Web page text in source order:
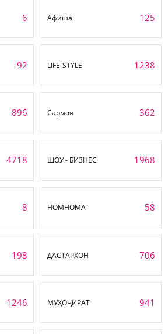
6 Афиша 125
92 LIFE-STYLE 1238
896 Сармоя 362
4718 ШОУ - БИЗНЕС 1968
8 НОМНОМА 58
198 ДАСТАРХОН 706
1246 МУҲОҶИРАТ 941